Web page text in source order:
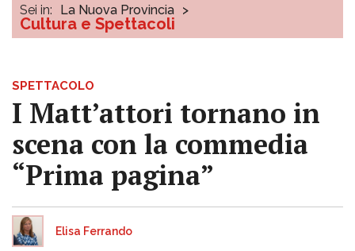
Sei in: La Nuova Provincia >
Cultura e Spettacoli
SPETTACOLO
I Matt’attori tornano in
scena con la commedia
“Prima pagina”
Elisa Ferrando